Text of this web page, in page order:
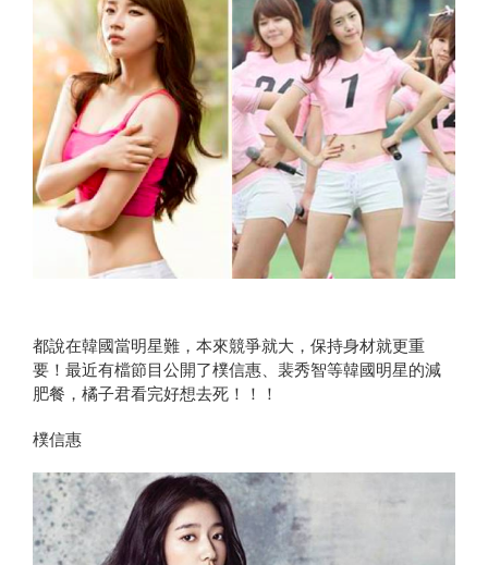
都說在韓國當明星難，本來競爭就大，保持身材就更重
要！最近有檔節目公開了樸信惠、裴秀智等韓國明星的減
肥餐，橘子君看完好想去死！！！
樸信惠